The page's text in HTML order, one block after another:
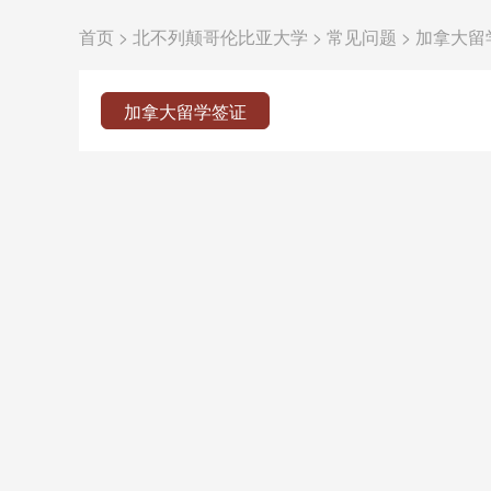
首页 > 北不列颠哥伦比亚大学 > 常见问题 > 加拿大
加拿大留学签证